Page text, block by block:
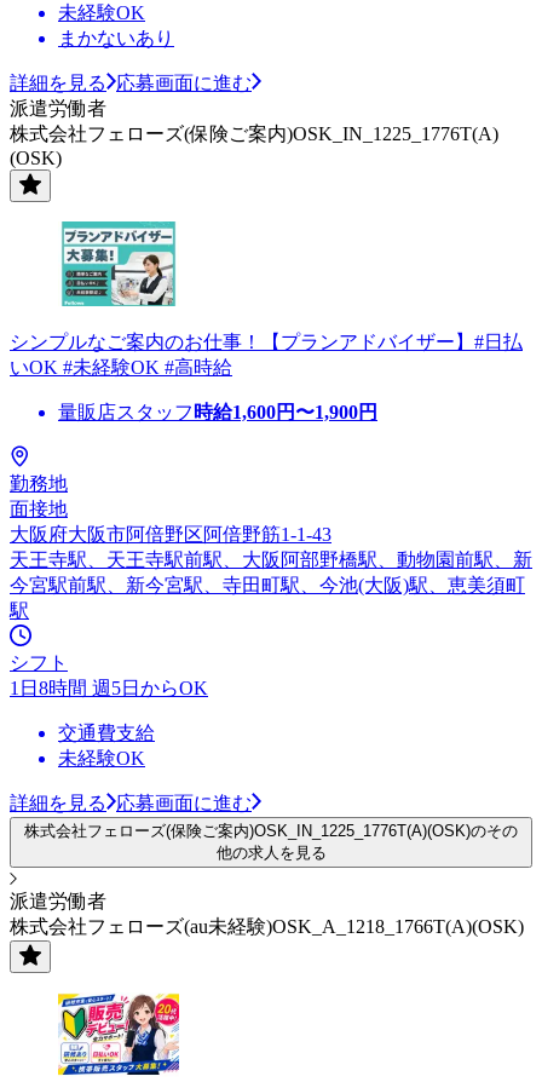
未経験OK
まかないあり
詳細を見る
応募画面に進む
派遣労働者
株式会社フェローズ(保険ご案内)OSK_IN_1225_1776T(A)
(OSK)
シンプルなご案内のお仕事！【プランアドバイザー】#日払
いOK #未経験OK #高時給
量販店スタッフ 時給1,600円〜1,900円
勤務地
面接地
大阪府大阪市阿倍野区阿倍野筋1-1-43
天王寺駅、天王寺駅前駅、大阪阿部野橋駅、動物園前駅、新
今宮駅前駅、新今宮駅、寺田町駅、今池(大阪)駅、恵美須町
駅
シフト
1日8時間 週5日からOK
交通費支給
未経験OK
詳細を見る 応募画面に進む
株式会社フェローズ(保険ご案内)OSK_IN_1225_1776T(A)(OSK)のその
他の求人を見る
派遣労働者
株式会社フェローズ(au未経験)OSK_A_1218_1766T(A)(OSK)